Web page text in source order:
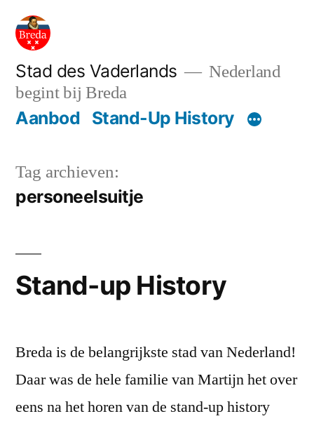
naar
inhoud
Stad des Vaderlands
Nederland
begint bij Breda
Aanbod Stand-Up History
Tag archieven:
personeelsuitje
Stand-up History
Breda is de belangrijkste stad van Nederland!
Daar was de hele familie van Martijn het over
eens na het horen van de stand-up history